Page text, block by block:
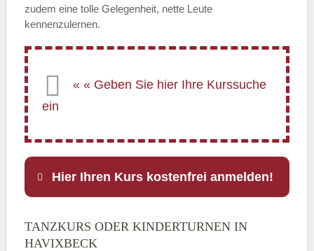
zudem eine tolle Gelegenheit, nette Leute
kennenzulernen.
Hier Ihren Kurs kostenfrei anmelden!
Name
TANZKURS ODER KINDERTURNEN IN
HAVIXBECK